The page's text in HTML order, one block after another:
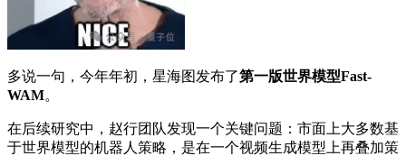
多说一句，今年年初，星海图发布了第一版世界模型Fast-
WAM。
在后续研究中，赵行团队发现一个关键问题：市面上大多数基
于世界模型的机器人策略，是在一个视频生成模型上再叠加策